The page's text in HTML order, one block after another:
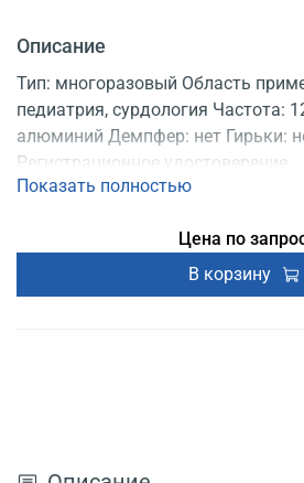
Описание
Тип: многоразовый Область
педиатрия, сурдология Частота:
алюминий Демпфер: нет Гирьки:
Регистрационное удостоверение
Показать полностью
Цена по
В корзину